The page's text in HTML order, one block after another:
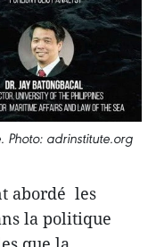
Photo: adrinstitute.org
abordé les
la politique